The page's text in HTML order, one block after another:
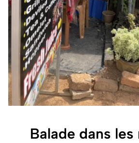
Balade dans